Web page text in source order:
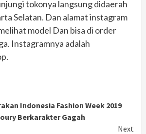
tokonya langsung didaerah
Selatan. Dan alamat instagram
model Dan bisa di order
Instagramnya adalah
Indonesia Fashion Week 2019
Berkarakter Gagah
Next